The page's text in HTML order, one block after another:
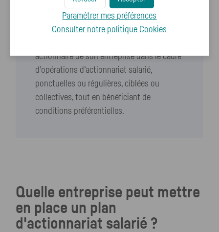
actionnaire de son entreprise dans le cadre
d’opérations d’actionnariat salarié,
ponctuelles ou régulières, ciblées ou
collectives, tout en bénéficiant de
conditions préférentielles.
Quelle entreprise peut mettre
en place un plan
d'actionnariat salarié ?
Paramétrer mes préférences
Consulter notre politique Cookies